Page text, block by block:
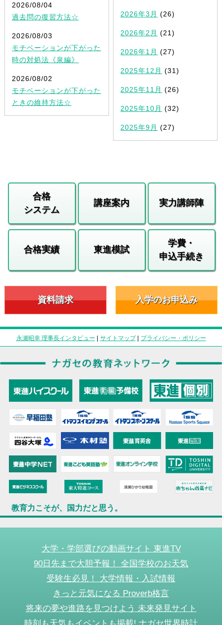
2026/08/04
過去問の復習方法☆
2026/08/03
モチベーションが下がった
時の対処法《泉編》
2026/08/02
モチベーションが下がった
ときの維持方法☆
2026年3月 (26)
2026年2月 (21)
2026年1月 (27)
2025年12月 (31)
2025年11月 (26)
2025年10月 (32)
2025年9月 (27)
合格
システム
講座案内 実力講師陣
合格実績 東進模試
学費・
申込手続き
資料請求 入学のお申込み
永瀬昭幸 理事長インタビュー | サイトマップ| プライバシー・ポリシー
教育力こそが、国力だと思う。
大学・学部選びの動画サイト 東進TV
90日先まで大胆予報！ 全国学校のお天気
受験生必見！ 大学情報・入試情報
きっと元気になる Proverb格言
将来の夢や進路を見つけよう 未来発見サイト